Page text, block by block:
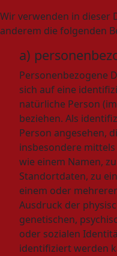
Wir verwenden in dieser
anderem die folgenden
a)
Personenbezogene
sich auf eine
natürliche Person
beziehen. Als
Person angesehen,
insbesondere
wie einem Namen,
Standortdaten, zu
einem oder
Ausdruck der
genetischen,
oder sozialen
identifiziert werden